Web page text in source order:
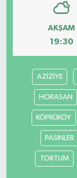
AKŞAM
19:30
AZİZİYE
HORASAN
KÖPRÜKÖY
PASİNLER
TORTUM
KÜLTÜR
LAPTA
LEFKOŞA
MAGAZİN
Nöbetçi
ÖZEL
SAĞLIK